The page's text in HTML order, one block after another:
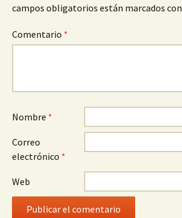
campos obligatorios están marcados con
Comentario *
Nombre *
Correo
electrónico *
Web